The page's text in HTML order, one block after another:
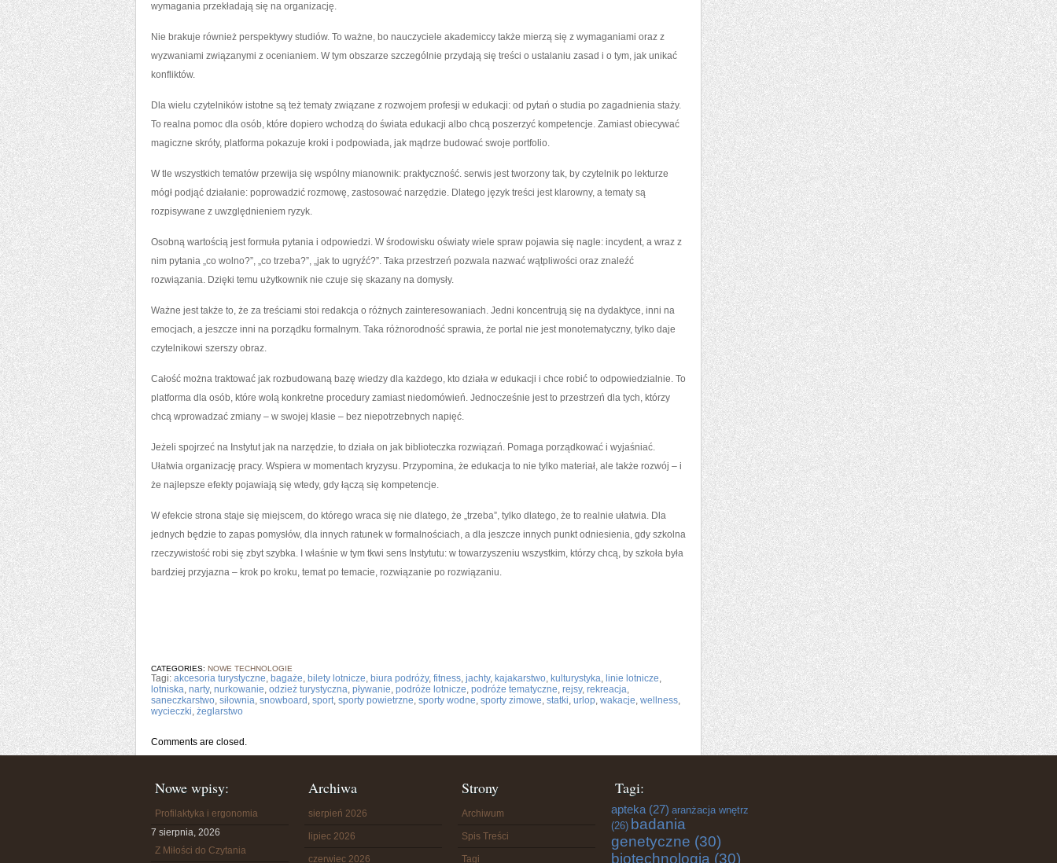
wymagania przekładają się na organizację.
Nie brakuje również perspektywy studiów. To ważne, bo nauczyciele akademiccy także mierzą się z wymaganiami oraz z
wyzwaniami związanymi z ocenianiem. W tym obszarze szczególnie przydają się treści o ustalaniu zasad i o tym, jak unikać
konfliktów.
Dla wielu czytelników istotne są też tematy związane z rozwojem profesji w edukacji: od pytań o studia po zagadnienia staży.
To realna pomoc dla osób, które dopiero wchodzą do świata edukacji albo chcą poszerzyć kompetencje. Zamiast obiecywać
magiczne skróty, platforma pokazuje kroki i podpowiada, jak mądrze budować swoje portfolio.
W tle wszystkich tematów przewija się wspólny mianownik: praktyczność. serwis jest tworzony tak, by czytelnik po lekturze
mógł podjąć działanie: poprowadzić rozmowę, zastosować narzędzie. Dlatego język treści jest klarowny, a tematy są
rozpisywane z uwzględnieniem ryzyk.
Osobną wartością jest formuła pytania i odpowiedzi. W środowisku oświaty wiele spraw pojawia się nagle: incydent, a wraz z
nim pytania „co wolno?”, „co trzeba?”, „jak to ugryźć?”. Taka przestrzeń pozwala nazwać wątpliwości oraz znaleźć
rozwiązania. Dzięki temu użytkownik nie czuje się skazany na domysły.
Ważne jest także to, że za treściami stoi redakcja o różnych zainteresowaniach. Jedni koncentrują się na dydaktyce, inni na
emocjach, a jeszcze inni na porządku formalnym. Taka różnorodność sprawia, że portal nie jest monotematyczny, tylko daje
czytelnikowi szerszy obraz.
Całość można traktować jak rozbudowaną bazę wiedzy dla każdego, kto działa w edukacji i chce robić to odpowiedzialnie. To
platforma dla osób, które wolą konkretne procedury zamiast niedomówień. Jednocześnie jest to przestrzeń dla tych, którzy
chcą wprowadzać zmiany – w swojej klasie – bez niepotrzebnych napięć.
Jeżeli spojrzeć na Instytut jak na narzędzie, to działa on jak biblioteczka rozwiązań. Pomaga porządkować i wyjaśniać.
Ułatwia organizację pracy. Wspiera w momentach kryzysu. Przypomina, że edukacja to nie tylko materiał, ale także rozwój – i
że najlepsze efekty pojawiają się wtedy, gdy łączą się kompetencje.
W efekcie strona staje się miejscem, do którego wraca się nie dlatego, że „trzeba”, tylko dlatego, że to realnie ułatwia. Dla
jednych będzie to zapas pomysłów, dla innych ratunek w formalnościach, a dla jeszcze innych punkt odniesienia, gdy szkolna
rzeczywistość robi się zbyt szybka. I właśnie w tym tkwi sens Instytutu: w towarzyszeniu wszystkim, którzy chcą, by szkoła była
bardziej przyjazna – krok po kroku, temat po temacie, rozwiązanie po rozwiązaniu.
CATEGORIES: NOWE TECHNOLOGIE
Tagi: akcesoria turystyczne, bagaże, bilety lotnicze, biura podróży, fitness, jachty, kajakarstwo, kulturystyka, linie lotnicze,
lotniska, narty, nurkowanie, odzież turystyczna, pływanie, podróże lotnicze, podróże tematyczne, rejsy, rekreacja,
saneczkarstwo, siłownia, snowboard , sport, sporty powietrzne, sporty wodne, sporty zimowe, statki, urlop, wakacje, wellness,
wycieczki, żeglarstwo
Comments are closed.
Nowe wpisy:
Profilaktyka i ergonomia
7 sierpnia, 2026
Z Miłości do Czytania
Archiwa
sierpień 2026
lipiec 2026
czerwiec 2026
Strony
Archiwum
Spis Treści
Tagi
Tagi:
apteka (27) aranżacja wnętrz
(26) badania
genetyczne (30)
biotechnologia (30)